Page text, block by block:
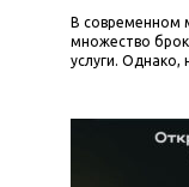
В современном
множество
услуги. Однако,